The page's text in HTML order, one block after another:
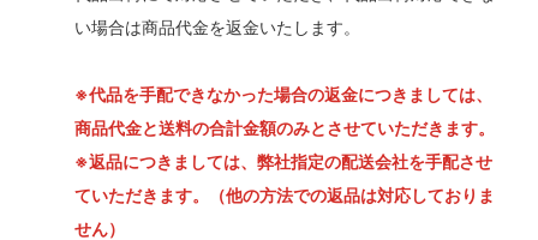
い場合は商品代金を返金いたします。
※代品を手配できなかった場合の返金につきましては、
商品代金と送料の合計金額のみとさせていただきます。
※返品につきましては、弊社指定の配送会社を手配させ
ていただきます。（他の方法での返品は対応しておりま
せん）